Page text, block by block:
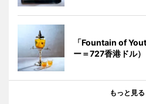
「Fountain of
ー＝727香港ドル）
もっと見る